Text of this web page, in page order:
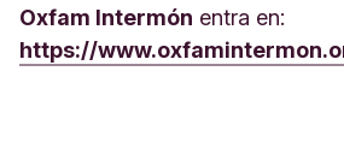
Oxfam Intermón entra en:
https://